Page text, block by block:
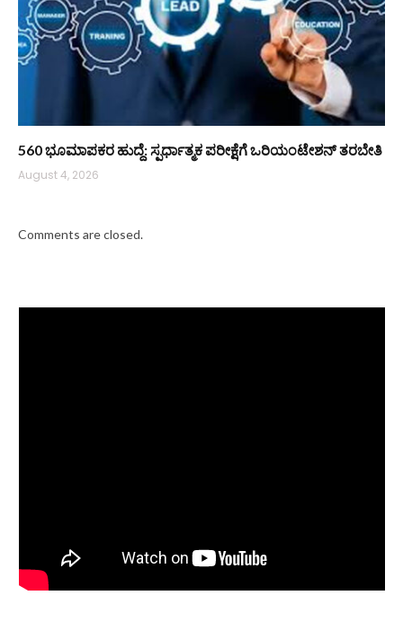
560 ಭೂಮಾಪಕರ ಹುದ್ದೆ: ಸ್ಪರ್ಧಾತ್ಮಕ ಪರೀಕ್ಷೆಗೆ ಒರಿಯಂಟೇಶನ್ ತರಬೇತಿ
August 4, 2026
Comments are closed.